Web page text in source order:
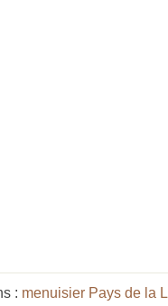
: menuisier Pays de la